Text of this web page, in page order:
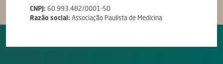
CNPJ: 60.993.482/0001-50
Razão social: Associação Paulista de Medicina